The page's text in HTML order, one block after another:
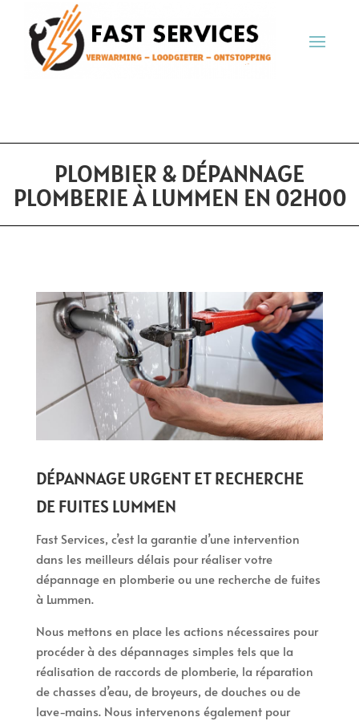
PLOMBIER & DÉPANNAGE
PLOMBERIE À LUMMEN EN 02H00
DÉPANNAGE URGENT ET RECHERCHE
DE FUITES LUMMEN
Fast Services, c’est la garantie d’une intervention
dans les meilleurs délais pour réaliser votre
dépannage en plomberie ou une recherche de fuites
à Lummen.
Nous mettons en place les actions nécessaires pour
procéder à des dépannages simples tels que la
réalisation de raccords de plomberie, la réparation
de chasses d’eau, de broyeurs, de douches ou de
lave-mains. Nous intervenons également pour